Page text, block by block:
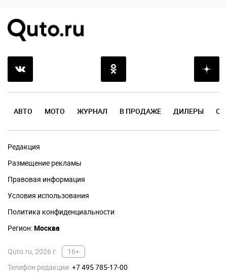
АВТО МОТО ЖУРНАЛ В ПРОДАЖЕ ДИЛЕРЫ
Редакция
Размещение рекламы
Правовая информация
Условия использования
Политика конфиденциальности
Регион:Москва
Quto.ru, 2026 г.
16+
Телефон редакции:+7 495 785-17-00